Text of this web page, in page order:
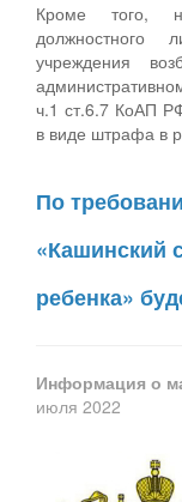
Кроме того,
должностного
учреждения
ч.1 ст.6.7 КоАП
в виде штрафа в
По
«Кашинский
ребенка»
Информация о
июля 2022